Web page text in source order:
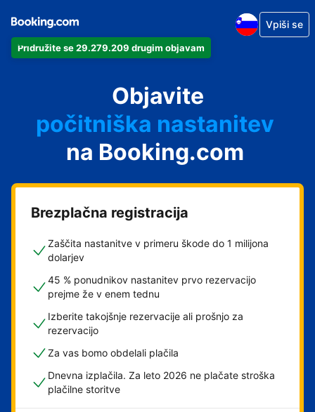
Pridružite se 29.279.209 drugim objavam
Vpiši se
Objavite
svoj apartma
svoj hotel
počitniška nastanitev
svoje gostišče
svoj B&B
na Booking.com
Brezplačna registracija
Zaščita nastanitve v primeru škode do 1 milijona
dolarjev
45 % ponudnikov nastanitev prvo rezervacijo
prejme že v enem tednu
Izberite takojšnje rezervacije ali prošnjo za
rezervacijo
Za vas bomo obdelali plačila
Dnevna izplačila. Za leto 2026 ne plačate stroška
plačilne storitve